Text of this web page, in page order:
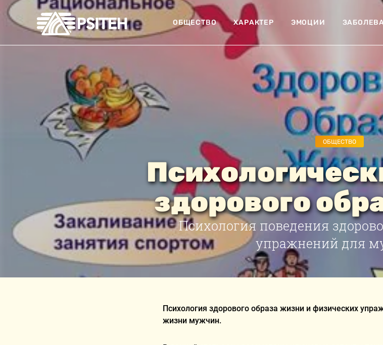
ОБЩЕСТВО ХАРАКТЕР ЭМОЦИИ
ОБЩЕСТВО
здорового
Психология поведения
упражнений для
Психология здорового образа жизни и физических
жизни мужчин.